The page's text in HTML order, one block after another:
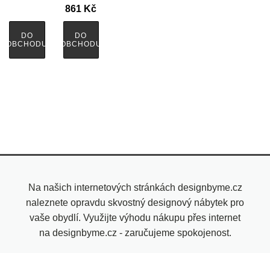
DO
OBCHODU
861 Kč
DO
OBCHODU
Na našich internetových stránkách designbyme.cz
naleznete opravdu skvostný designový nábytek pro
vaše obydlí. Využijte výhodu nákupu přes internet
na designbyme.cz - zaručujeme spokojenost.